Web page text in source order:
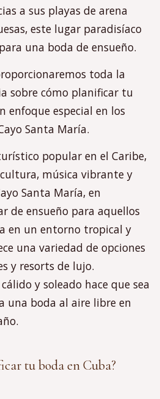
a sus playas de arena
este lugar paradisíaco
una boda de ensueño.
toda la
sobre cómo planificar tu
enfoque especial en los
Santa María.
popular en el Caribe,
música vibrante y
Santa María, en
de ensueño para aquellos
en un entorno tropical y
una variedad de opciones
y resorts de lujo.
y soleado hace que sea
una boda al aire libre en
tu boda en Cuba?